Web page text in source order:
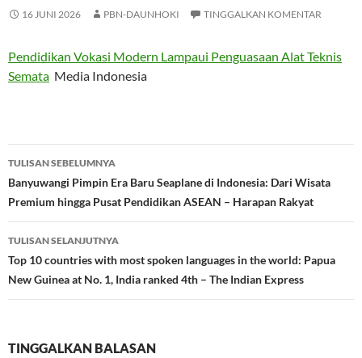
16 JUNI 2026 PBN-DAUNHOKI TINGGALKAN KOMENTAR
Pendidikan Vokasi Modern Lampaui Penguasaan Alat Teknis
Semata Media Indonesia
Navigasi
Tulisan
TULISAN SEBELUMNYA
Banyuwangi Pimpin Era Baru Seaplane di Indonesia: Dari Wisata
Premium hingga Pusat Pendidikan ASEAN – Harapan Rakyat
TULISAN SELANJUTNYA
Top 10 countries with most spoken languages in the world: Papua
New Guinea at No. 1, India ranked 4th – The Indian Express
TINGGALKAN BALASAN